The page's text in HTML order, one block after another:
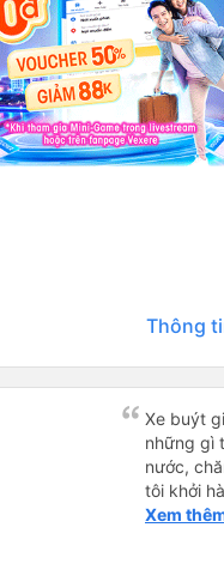
sạch sẽ,
thơm nữa. Mình
들께 정보
다. 같은
탄 버스는
다. 뭐 경
요. 기사
객들도 버스
도 저 있
다리를
Thông
⭐ 4.5/5
tốt với
hành
nóng
quay
vì điểm
không
đánh giá
Tôi hy
mang
có app
tô của
cabin
hàng.
Thông
Xe buýt
những gì
nước,
tôi khởi
xế rất
cảm
Xem